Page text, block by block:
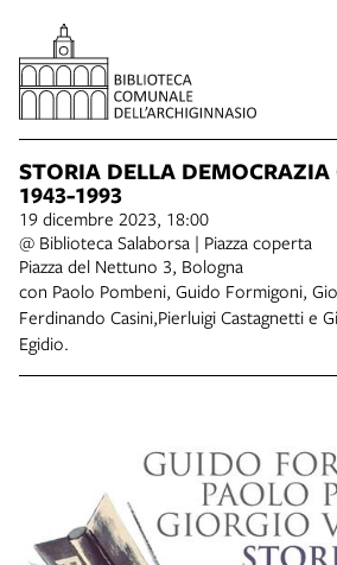
STORIA DELLA
1943-1993
19 dicembre 2023, 18:00
@ Biblioteca Salaborsa | Piazza coperta
Piazza del Nettuno 3, Bologna
con Paolo Pombeni, Guido Formigoni,
Ferdinando Casini,Pierluigi Castagnetti e
Egidio.